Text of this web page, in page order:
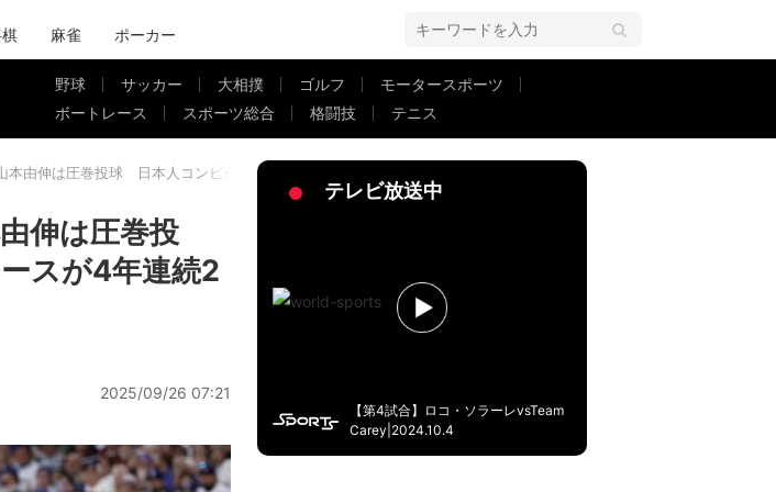
麻雀 ポーカー
野球 サッカー 大相撲 ゴルフ
モータースポーツ
ボートレース
スポーツ総合 格闘技 テニス
由伸は圧巻投球 日本人コンビが優勝導く！ドジャースが4年連続23度目の地区優勝決める
伸は圧巻投
スが4年連続2
2025/09/26 07:21
テレビ放送中
【第4試合】ロコ・ソラーレvsTeam
Carey|2024.10.4